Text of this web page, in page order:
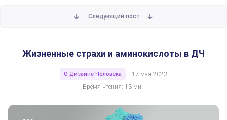
Следующий пост
Жизненные страхи и аминокислоты в ДЧ
О Дизайне Человека
17 мая 2023
Время чтения: 13 мин